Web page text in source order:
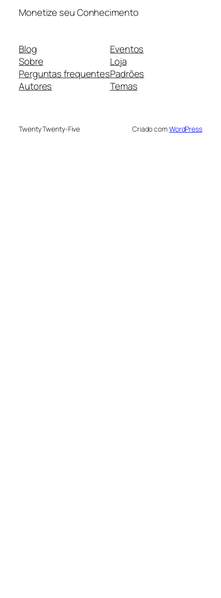
Monetize seu Conhecimento
Blog
Sobre
Perguntas frequentes
Autores
Eventos
Loja
Padrões
Temas
Twenty Twenty-Five Criado com WordPress